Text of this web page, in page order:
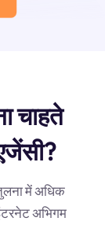
चाहते
में अधिक
अभिगम